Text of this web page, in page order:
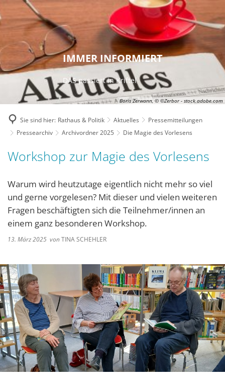
Boris Zerwann, © ©Zerbor - stock.adobe.com
IMMER INFORMIERT
DAS passiert in Kriftel
Sie sind hier: Rathaus & Politik Aktuelles
Pressemitteilungen
Pressearchiv
Archivordner 2025 Die Magie des Vorlesens
Workshop zur Magie des Vorlesens
Warum wird heutzutage eigentlich nicht mehr so viel
und gerne vorgelesen? Mit dieser und vielen weiteren
Fragen beschäftigten sich die Teilnehmer/innen an
einem ganz besonderen Workshop.
13. März 2025 vonTINA SCHEHLER